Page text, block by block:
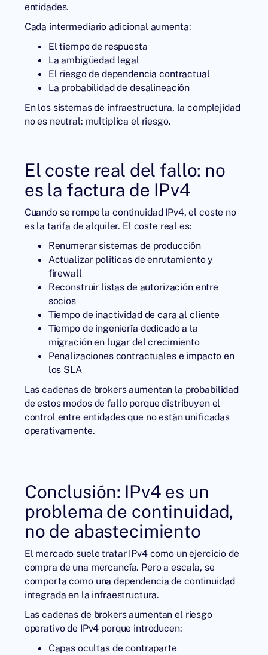
entidades.
Cada intermediario adicional aumenta:
El tiempo de respuesta
La ambigüedad legal
El riesgo de dependencia contractual
La probabilidad de desalineación
En los sistemas de infraestructura, la complejidad
no es neutral: multiplica el riesgo.
El coste real del fallo: no
es la factura de IPv4
Cuando se rompe la continuidad IPv4, el coste no
es la tarifa de alquiler. El coste real es:
Renumerar sistemas de producción
Actualizar políticas de enrutamiento y
firewall
Reconstruir listas de autorización entre
socios
Tiempo de inactividad de cara al cliente
Tiempo de ingeniería dedicado a la
migración en lugar del crecimiento
Penalizaciones contractuales e impacto en
los SLA
Las cadenas de brokers aumentan la probabilidad
de estos modos de fallo porque distribuyen el
control entre entidades que no están unificadas
operativamente.
Conclusión: IPv4 es un
problema de continuidad,
no de abastecimiento
El mercado suele tratar IPv4 como un ejercicio de
compra de una mercancía. Pero a escala, se
comporta como una dependencia de continuidad
integrada en la infraestructura.
Las cadenas de brokers aumentan el riesgo
operativo de IPv4 porque introducen:
Capas ocultas de contraparte